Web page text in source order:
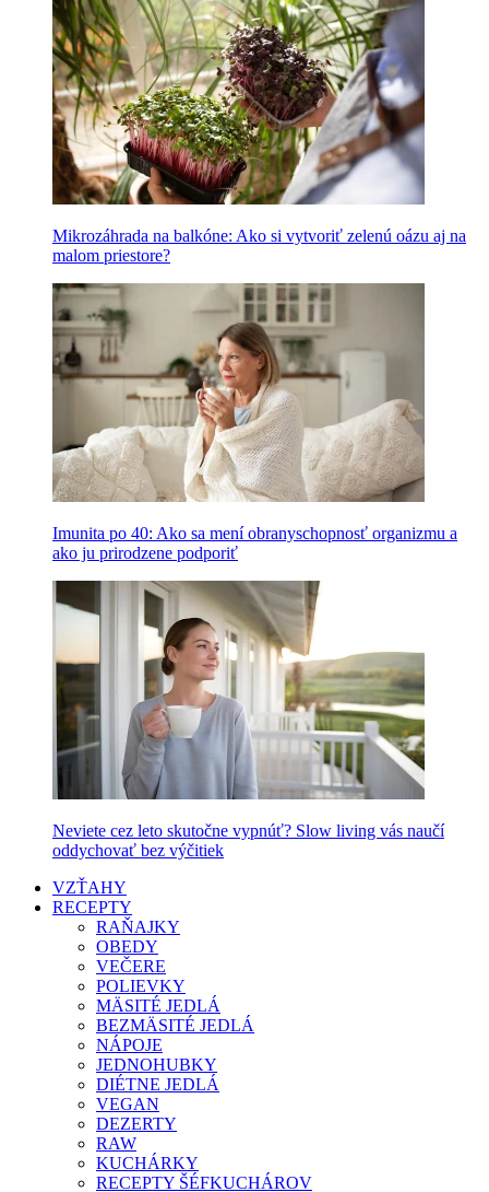
Mikrozáhrada na balkóne: Ako si vytvoriť zelenú oázu aj na
malom priestore?
Imunita po 40: Ako sa mení obranyschopnosť organizmu a
ako ju prirodzene podporiť
Neviete cez leto skutočne vypnúť? Slow living vás naučí
oddychovať bez výčitiek
VZŤAHY
RECEPTY
RAŇAJKY
OBEDY
VEČERE
POLIEVKY
MÄSITÉ JEDLÁ
BEZMÄSITÉ JEDLÁ
NÁPOJE
JEDNOHUBKY
DIÉTNE JEDLÁ
VEGAN
DEZERTY
RAW
KUCHÁRKY
RECEPTY ŠÉFKUCHÁROV